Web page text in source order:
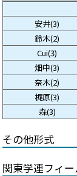
安井(3)
鈴木(2)
Cui(3)
畑中(3)
奈木(2)
梶原(3)
森(3)
その他形式
関東学連フィ